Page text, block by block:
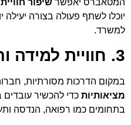
יוכלו לשתף פעולה בצורה יעילה
למשרד.
3. חוויית למידה והדרכה מתקדמת
במקום הדרכות מסורתיות,
מציאותיות כדי להכשיר
בתחומים כמו רפואה, הנדסה